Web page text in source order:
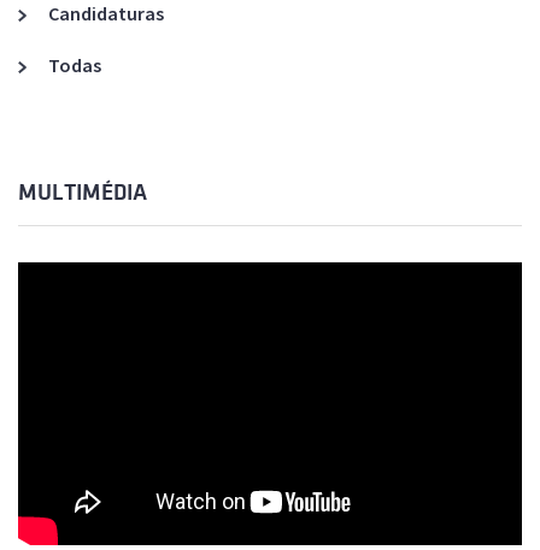
Candidaturas
Todas
MULTIMÉDIA